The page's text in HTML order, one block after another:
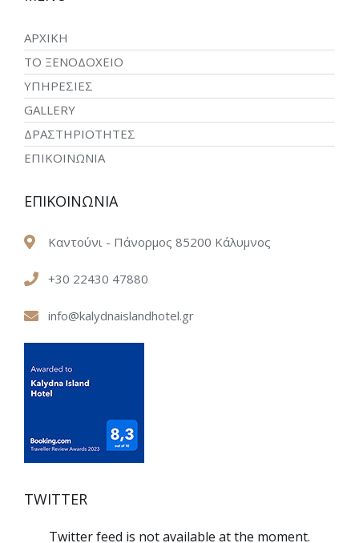
ΑΡΧΙΚΗ
ΤΟ ΞΕΝΟΔΟΧΕΙΟ
ΥΠΗΡΕΣΙΕΣ
GALLERY
ΔΡΑΣΤΗΡΙΟΤΗΤΕΣ
ΕΠΙΚΟΙΝΩΝΙΑ
ΕΠΙΚΟΙΝΩΝΙΑ
Καντούνι - Πάνορμος 85200 Κάλυμνος
+30 22430 47880
info@kalydnaislandhotel.gr
TWITTER
Twitter feed is not available at the moment.